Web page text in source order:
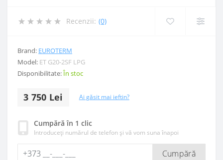
Recenzii: (0)
Brand: EUROTERM
Model: ET G20-2SF LPG
Disponibilitate:În stoc
3 750 Lei Ai găsit mai ieftin?
Cumpără în 1 clic
Introduceți numărul de telefon și vă vom suna înapoi
Cumpără